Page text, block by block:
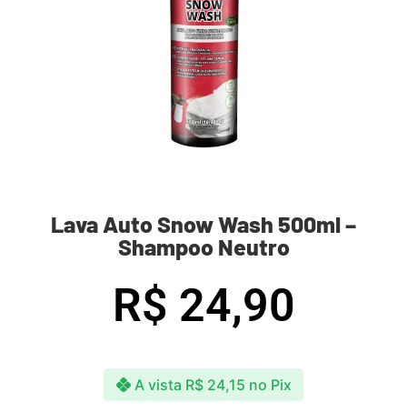
Lava Auto Snow Wash 500ml –
Shampoo Neutro
R$ 24,90
A vista R$24,15 no Pix